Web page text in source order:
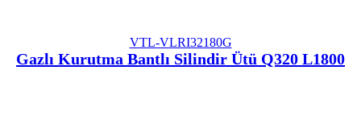
VTL-VLRI32180G
Gazlı Kurutma Bantlı Silindir Ütü Q320 L1800